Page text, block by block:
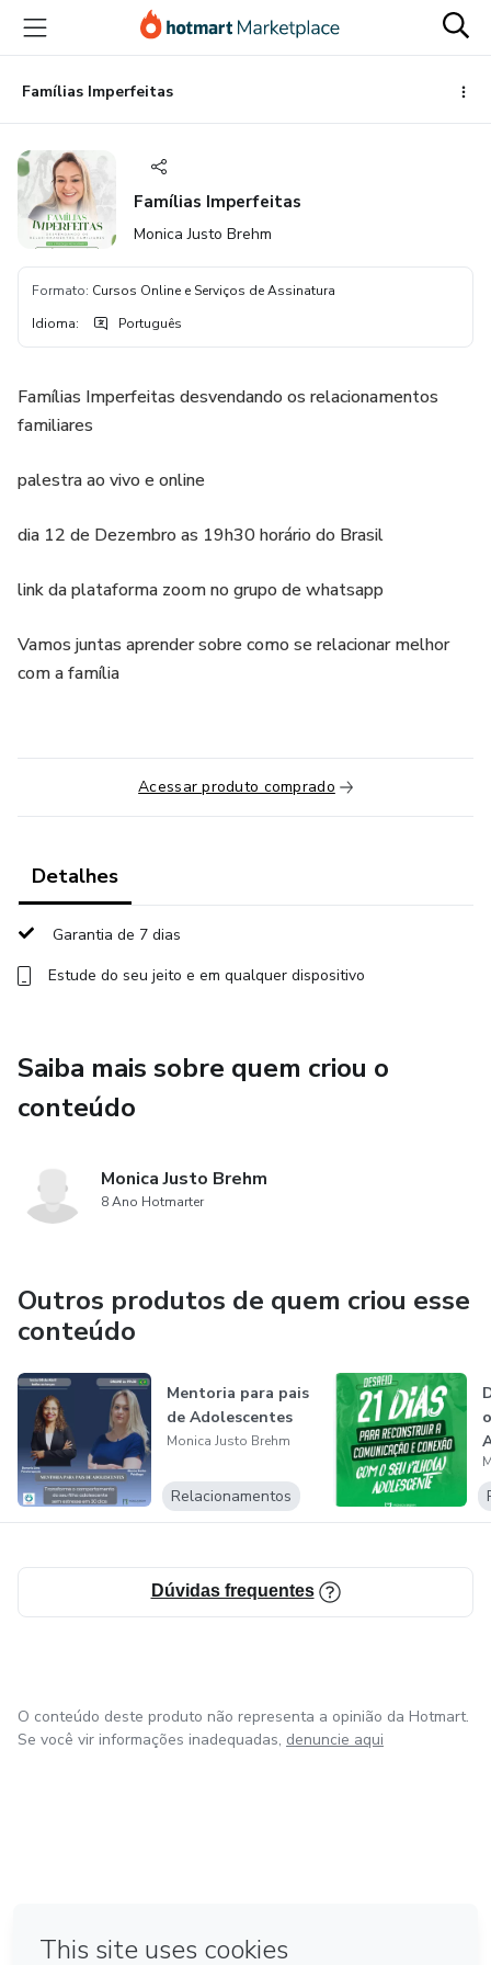
para
conteúdo
principal
para
pagamento
para
rodapé
Famílias Imperfeitas
Famílias Imperfeitas
Monica Justo Brehm
Formato: Cursos Online e Serviços de Assinatura
Idioma: Português
Famílias Imperfeitas desvendando os relacionamentos
familiares
palestra ao vivo e online
dia 12 de Dezembro as 19h30 horário do Brasil
link da plataforma zoom no grupo de whatsapp
Vamos juntas aprender sobre como se relacionar melhor
com a família
Acessar produto comprado
Detalhes
Garantia de 7 dias
Estude do seu jeito e em qualquer dispositivo
Saiba mais sobre quem criou o
conteúdo
Monica Justo Brehm
8 Ano Hotmarter
Outros produtos de quem criou esse
conteúdo
Mentoria para pais
de Adolescentes
Monica Justo Brehm
Relacionamentos
Dúvidas frequentes
O conteúdo deste produto não representa a opinião da Hotmart.
Se você vir informações inadequadas, denuncie aqui
Feito com ❤ na Cidade do México